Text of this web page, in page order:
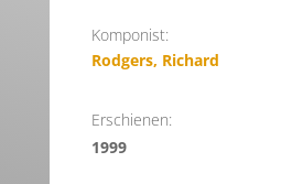
Komponist:
Rodgers, Richard
Erschienen:
1999